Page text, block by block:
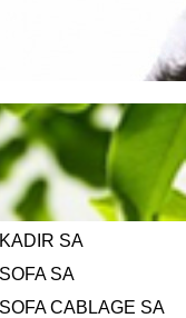
KADIR SA
SOFA SA
SOFA CABLAGE SA